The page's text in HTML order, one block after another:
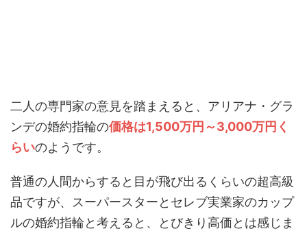
二人の専門家の意見を踏まえると、アリアナ・グラ
ンデの婚約指輪の価格は1,500万円～3,000万円く
らいのようです。
普通の人間からすると目が飛び出るくらいの超高級
品ですが、スーパースターとセレブ実業家のカップ
ルの婚約指輪と考えると、とびきり高価とは感じま